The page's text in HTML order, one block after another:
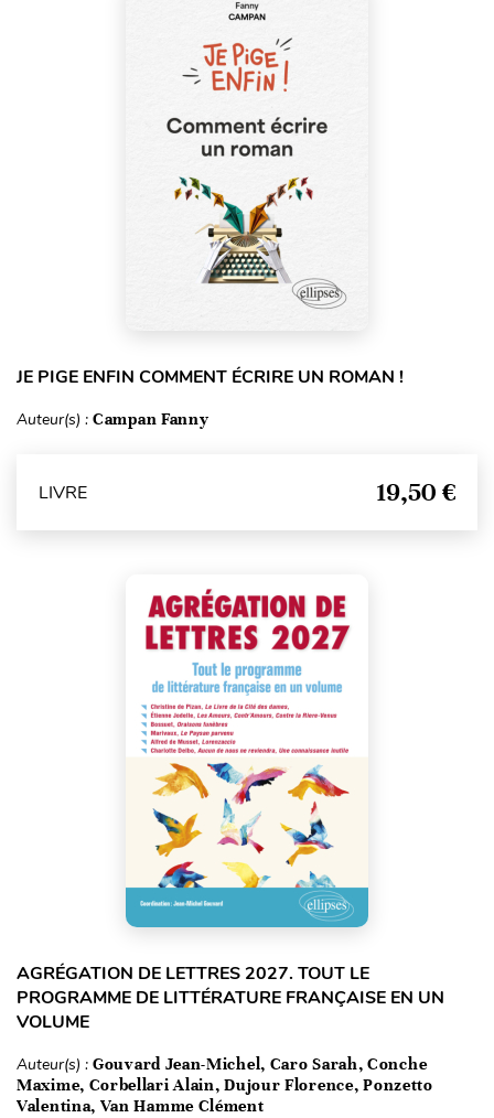
JE PIGE ENFIN COMMENT ÉCRIRE UN ROMAN !
Auteur(s) : Campan Fanny
LIVRE 19,50 €
AGRÉGATION DE LETTRES 2027. TOUT LE
PROGRAMME DE LITTÉRATURE FRANÇAISE EN UN
VOLUME
Auteur(s) : Gouvard Jean-Michel, Caro Sarah, Conche
Maxime, Corbellari Alain, Dujour Florence, Ponzetto
Valentina, Van Hamme Clément